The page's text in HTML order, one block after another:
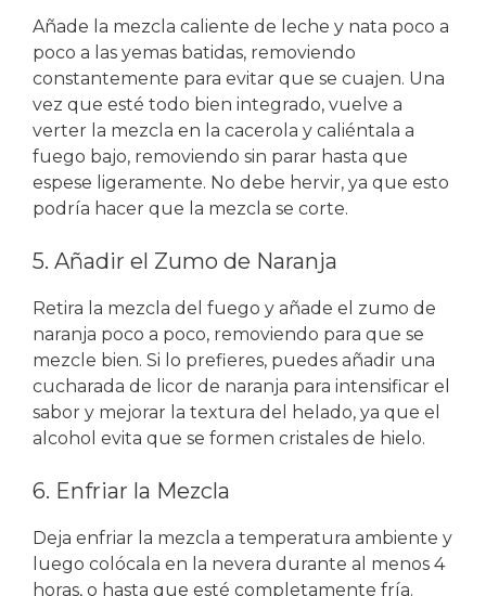
Añade la mezcla caliente de leche y nata poco a
poco a las yemas batidas, removiendo
constantemente para evitar que se cuajen. Una
vez que esté todo bien integrado, vuelve a
verter la mezcla en la cacerola y caliéntala a
fuego bajo, removiendo sin parar hasta que
espese ligeramente. No debe hervir, ya que esto
podría hacer que la mezcla se corte.
5. Añadir el Zumo de Naranja
Retira la mezcla del fuego y añade el zumo de
naranja poco a poco, removiendo para que se
mezcle bien. Si lo prefieres, puedes añadir una
cucharada de licor de naranja para intensificar el
sabor y mejorar la textura del helado, ya que el
alcohol evita que se formen cristales de hielo.
6. Enfriar la Mezcla
Deja enfriar la mezcla a temperatura ambiente y
luego colócala en la nevera durante al menos 4
horas, o hasta que esté completamente fría.